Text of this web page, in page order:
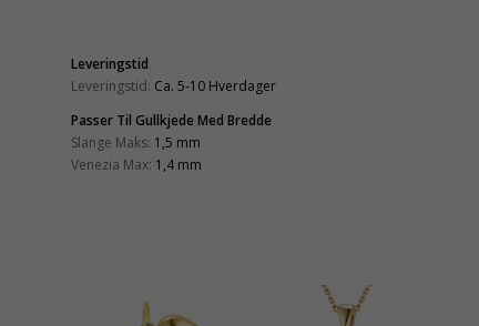
Leveringstid
Leveringstid: Ca. 5-10 Hverdager
Passer Til Gullkjede Med Bredde
Slange Maks: 1,5 mm
Venezia Max: 1,4 mm